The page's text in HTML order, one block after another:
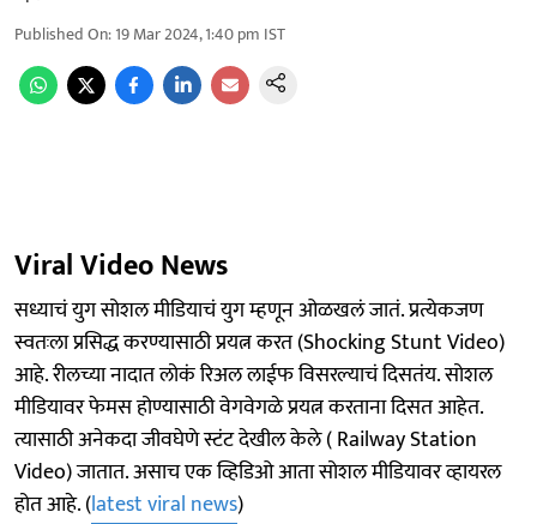
Published On:19 Mar 2024, 1:40 pm IST
Viral Video News
सध्याचं युग सोशल मीडियाचं युग म्हणून ओळखलं जातं. प्रत्येकजण
स्वतःला प्रसिद्ध करण्यासाठी प्रयत्न करत (Shocking Stunt Video)
आहे. रीलच्या नादात लोकं रिअल लाईफ विसरल्याचं दिसतंय. सोशल
मीडियावर फेमस होण्यासाठी वेगवेगळे प्रयत्न करताना दिसत आहेत.
त्यासाठी अनेकदा जीवघेणे स्टंट देखील केले ( Railway Station
Video) जातात. असाच एक व्हिडिओ आता सोशल मीडियावर व्हायरल
होत आहे. (latest viral news)